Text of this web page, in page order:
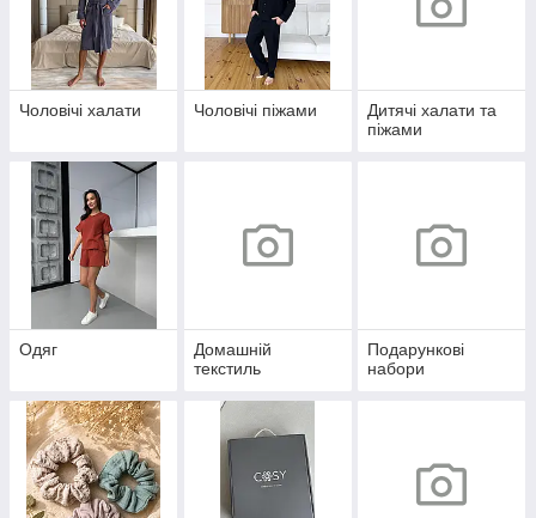
Чоловічі халати Чоловічі піжами
Дитячі халати та
піжами
Одяг
Домашній
текстиль
Подарункові
набори